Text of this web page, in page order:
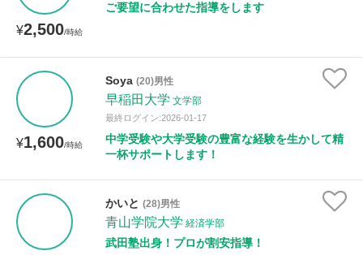
¥2,500/時給
ご要望に合わせた指導をします
¥1,600/時給
Soya (20)男性
早稲田大学 文学部
最終ログイン:2026-01-17
中学受験や大学受験の豊富な経験を生かして精
一杯サポートします！
かいと (28)男性
青山学院大学 経済学部
武田塾出身！プロが割安指導！
土曜日
距離：15km以内
年齢：18-101歳